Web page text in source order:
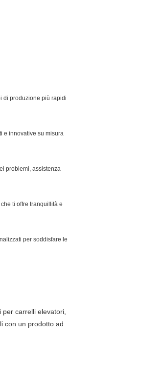
di produzione più rapidi
e innovative su misura
problemi, assistenza
ti offre tranquillità e
per soddisfare le
carrelli elevatori,
con un prodotto ad